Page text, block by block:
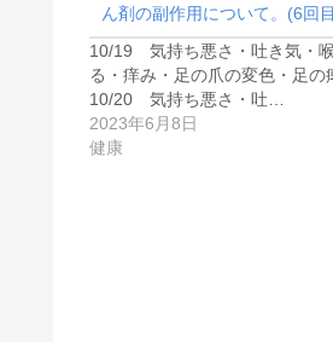
ん剤の副作用について。(6回
10/19 気持ち悪さ・吐き気・
る・痒み・足の爪の変色・足の
10/20 気持ち悪さ・吐…
2023年6月8日
健康